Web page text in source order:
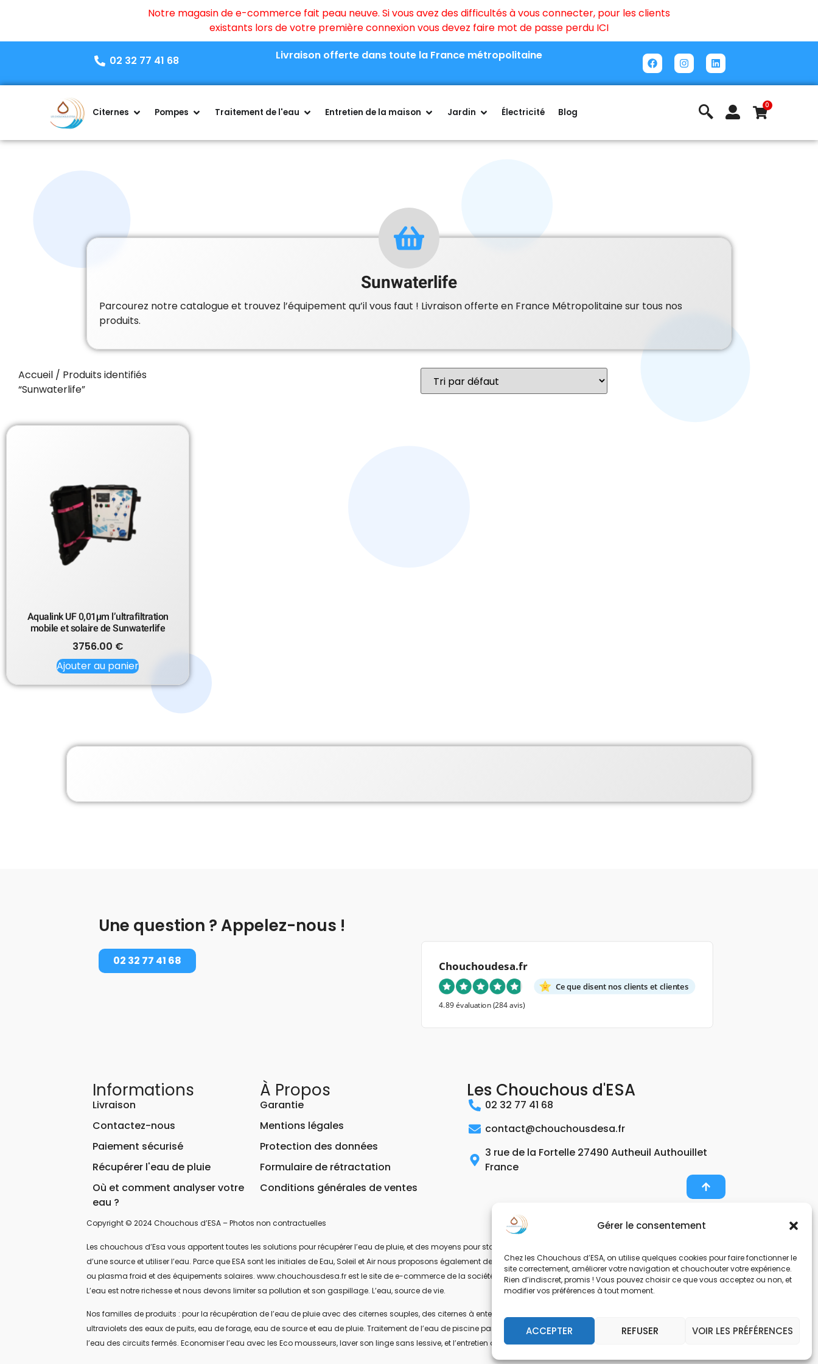
Gérer le consentement
Chez les Chouchous d’ESA, on utilise quelques cookies pour faire fonctionner le
site correctement, améliorer votre navigation et chouchouter votre expérience.
Rien d’indiscret, promis ! Vous pouvez choisir ce que vous acceptez ou non, et
modifier vos préférences à tout moment.
ACCEPTER REFUSER VOIR LES PRÉFÉRENCES
Notre magasin de e-commerce fait peau neuve. Si vous avez des difficultés à vous connecter, pour les clients
existants lors de votre première connexion vous devez faire mot de passe perdu ICI
02 32 77 41 68 Livraison offerte dans toute la France métropolitaine
Citernes Pompes Traitement de l'eau Entretien de la maison Jardin Électricité Blog
0
Sunwaterlife
Parcourez notre catalogue et trouvez l’équipement qu’il vous faut ! Livraison offerte en France Métropolitaine sur tous nos
produits.
Accueil / Produits identifiés
“Sunwaterlife”
Aqualink UF 0,01µm l’ultrafiltration
mobile et solaire de Sunwaterlife
3756.00 €
Ajouter au panier
Une question ? Appelez-nous !
02 32 77 41 68 Chouchoudesa.fr
Ce que disent nos clients et clientes
4.89 évaluation(284 avis)
Informations
Livraison
Contactez-nous
Paiement sécurisé
Récupérer l'eau de pluie
Où et comment analyser votre
eau ?
À Propos
Garantie
Mentions légales
Protection des données
Formulaire de rétractation
Conditions générales de ventes
Les Chouchous d'ESA
02 32 77 41 68
contact@chouchousdesa.fr
3 rue de la Fortelle 27490 Autheuil Authouillet
France
Copyright © 2024 Chouchous d’ESA – Photos non contractuelles
Les chouchous d’Esa vous apportent toutes les solutions pour récupérer l’eau de pluie, et des moyens pour stocker, filtrer, traiter et potabiliser l’eau d’un forage, d’un puits ou
d’une source et utiliser l’eau. Parce que ESA sont les initiales de Eau, Soleil et Air nous proposons également des équipements pour décontaminer de l’air par photocatalyse
ou plasma froid et des équipements solaires. www.chouchousdesa.fr est le site de e-commerce de la société ESA Evolutions, une entreprise Normande au service de l’eau.
L’eau est notre richesse et nous devons limiter sa pollution et son gaspillage. L’eau, source de vie.
Nos familles de produits : pour la récupération de l’eau de pluie avec des citernes souples, des citernes à enterrer, ou des citernes hors sol. Filtration et potabilisation par
ultraviolets des eaux de puits, eau de forage, eau de source et eau de pluie. Traitement de l’eau de piscine par UV-C. Les pompes et gestionnaire d’eau. Anticalcaire, clarifier
l’eau des circuits fermés. Economiser l’eau avec les Eco mousseurs, laver son linge sans lessive, et l’entretien de la maison et de locaux avec des microfibres.